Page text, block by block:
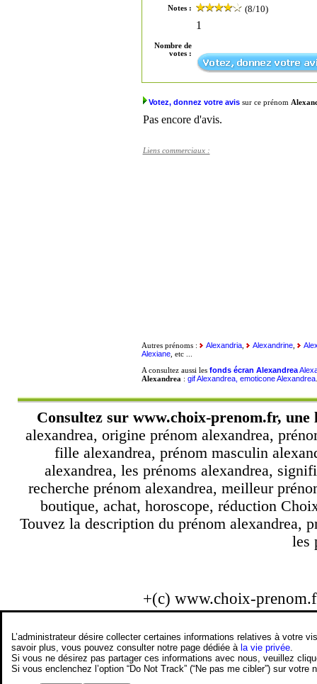
Notes : (8/10)
Nombre de
votes :
1
Votez, donnez votre avissur ce prénom
Pas encore d'avis.
Liens commerciaux :
Autres prénoms : Alexandria, Alexandrine,
Alexiane, etc ...
A consultez aussi les fonds écran Alexandrea
Alexandrea : gif Alexandrea, emoticone Alexandrea.
Consultez sur www.choix-prenom.fr, une
alexandrea, origine prénom alexandrea,
fille alexandrea, prénom masculin
alexandrea, les prénoms alexandrea,
recherche prénom alexandrea, meilleur
boutique, achat, horoscope, réduction
Touvez la description du prénom alexandrea,
les
+(c) www.choix-
L’administrateur désire collecter certaines informations relatives à votre
savoir plus, vous pouvez consulter notre page dédiée àla vie privée
Si vous ne désirez pas partager ces informations avec nous, veuillez
Si vous enclenchez l’option “Do Not Track” (“Ne pas me cibler”) sur